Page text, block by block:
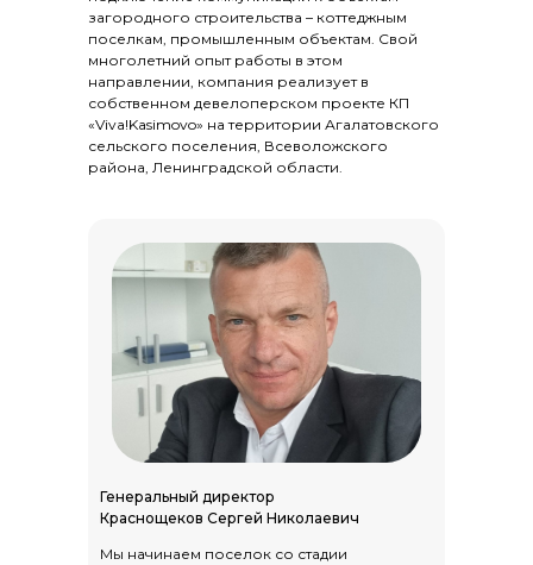
загородного строительства – коттеджным
поселкам, промышленным объектам. Свой
многолетний опыт работы в этом
направлении, компания реализует в
собственном девелоперском проекте КП
«Viva!Kasimovo» на территории Агалатовского
сельского поселения, Всеволожского
района, Ленинградской области.
Мы начинаем поселок со стадии
Генеральный директор
Краснощеков Сергей Николаевич